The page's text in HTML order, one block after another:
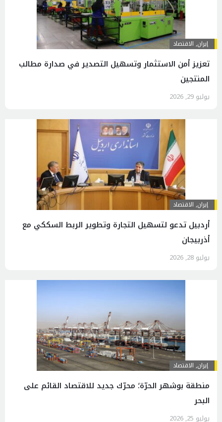
إيران, الاقتصاد
تعزيز أمن الاستثمار وتسهيل التصدير في صدارة مطالب
المنتجين
يوليو 29, 2026
إيران, الاقتصاد
أردبيل تدعو لتسهيل التجارة وتطوير الربط السككي مع
أذربيجان
يوليو 28, 2026
إيران, الاقتصاد
منطقة بوشهر الحرّة؛ محرّك جديد للاقتصاد القائم على
البحر
يوليو 25, 2026